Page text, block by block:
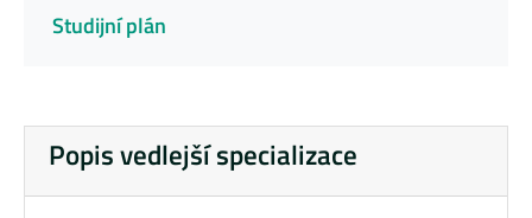
Studijní plán
Popis vedlejší specializace